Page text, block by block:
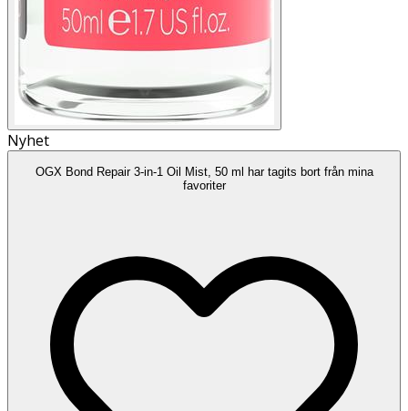
Nyhet
OGX Bond Repair 3-in-1 Oil Mist, 50 ml har tagits bort från mina
favoriter